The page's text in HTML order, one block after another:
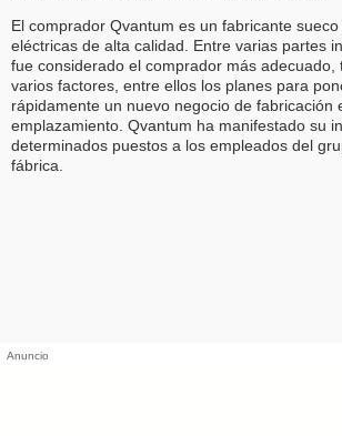
El comprador Qvantum es un fabricante
eléctricas de alta calidad. Entre varias partes
fue considerado el comprador más adecuado,
varios factores, entre ellos los planes para
rápidamente un nuevo negocio de fabricación
emplazamiento. Qvantum ha manifestado su
determinados puestos a los empleados del
fábrica.
Anuncio